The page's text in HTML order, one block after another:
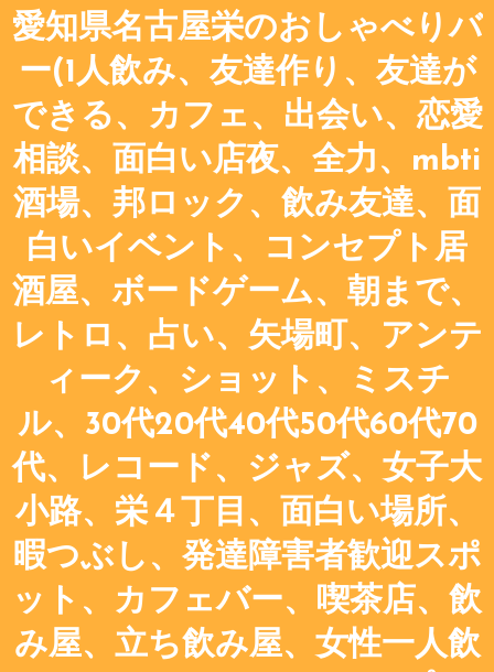
愛知県名古屋栄のおしゃべりバ
ー(1人飲み、友達作り、友達が
できる、カフェ、出会い、恋愛
相談、面白い店夜、全力、mbti
酒場、邦ロック、飲み友達、面
白いイベント、コンセプト居
酒屋、ボードゲーム、朝まで、
レトロ、占い、矢場町、アンテ
ィーク、ショット、ミスチ
ル、30代20代40代50代60代70
代、レコード、ジャズ、女子大
小路、栄４丁目、面白い場所、
暇つぶし、発達障害者歓迎スポ
ット、カフェバー、喫茶店、飲
み屋、立ち飲み屋、女性一人飲